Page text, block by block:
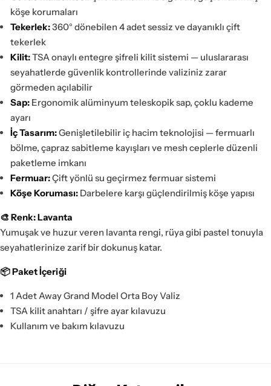
köşe korumaları
Tekerlek:360° dönebilen 4 adet sessiz ve dayanıklı çift
tekerlek
Kilit:TSA onaylı entegre şifreli kilit sistemi — uluslararası
seyahatlerde güvenlik kontrollerinde valiziniz zarar
görmeden açılabilir
Sap: Ergonomik alüminyum teleskopik sap, çoklu kademe
ayarı
İç Tasarım:Genişletilebilir iç hacim teknolojisi — fermuarlı
bölme, çapraz sabitleme kayışları ve mesh ceplerle düzenli
paketleme imkanı
Fermuar:Çift yönlü su geçirmez fermuar sistemi
Köşe Koruması: Darbelere karşı güçlendirilmiş köşe yapısı
🎨 Renk: Lavanta
Yumuşak ve huzur veren lavanta rengi, rüya gibi pastel tonuyla
seyahatlerinize zarif bir dokunuş katar.
📦 Paket İçeriği
1 Adet Away Grand Model Orta Boy Valiz
TSA kilit anahtarı / şifre ayar kılavuzu
Kullanım ve bakım kılavuzu